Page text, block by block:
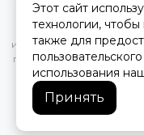
Вся
характеристик,
информационный
публичной офертой,
Этот сайт
технологии,
также для
использования
Принять